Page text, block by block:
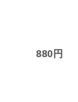
880円